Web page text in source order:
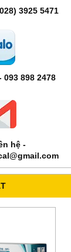
3925 5471
898 2478
hệ -